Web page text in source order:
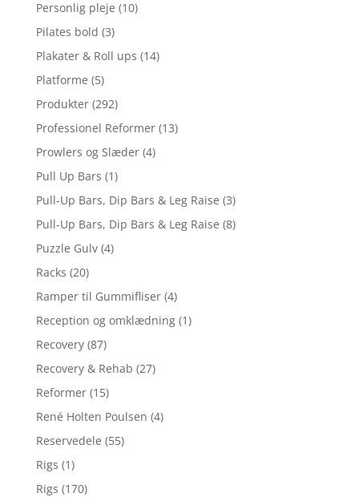
Personlig pleje (10)
Pilates bold (3)
Plakater & Roll ups (14)
Platforme (5)
Produkter (292)
Professionel Reformer (13)
Prowlers og Slæder (4)
Pull Up Bars (1)
Pull-Up Bars, Dip Bars & Leg Raise (3)
Pull-Up Bars, Dip Bars & Leg Raise (8)
Puzzle Gulv (4)
Racks (20)
Ramper til Gummifliser (4)
Reception og omklædning (1)
Recovery (87)
Recovery & Rehab (27)
Reformer (15)
René Holten Poulsen (4)
Reservedele (55)
Rigs (1)
Rigs (170)